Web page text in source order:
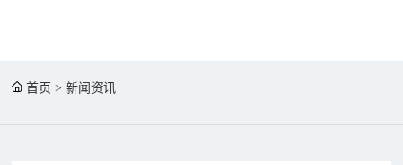
首页 >新闻资讯